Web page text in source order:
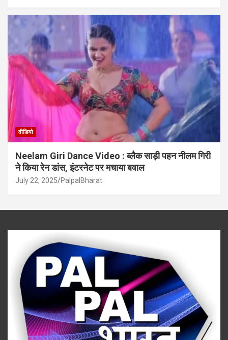
वीडियो
Neelam Giri Dance Video : ब्लैक साड़ी पहन नीलम गिरी
ने किया रेन डांस, इंटरनेट पर मचाया बवाल
July 22, 2025 PalpalBharat